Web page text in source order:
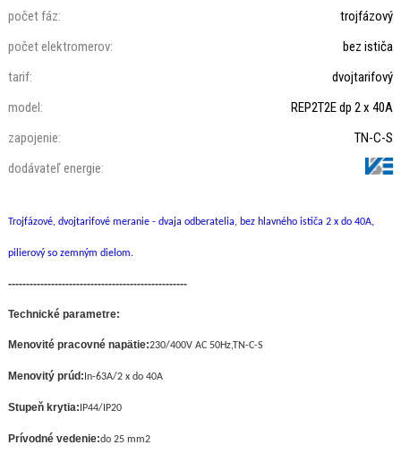
počet fáz:
trojfázový
počet elektromerov:
bez ističa
tarif:
dvojtarifový
model:
REP2T2E dp 2 x 40A
zapojenie:
TN-C-S
dodávateľ energie:
Trojfázové, dvojtarifové meranie - dvaja odberatelia, bez hlavného ističa 2 x do 40A,
pilierový so zemným dielom.
--------------------------------------------------
Technické parametre:
Menovité pracovné napätie:230/400V AC 50Hz,TN-C-S
Menovitý prúd: In-63A/2 x do 40A
Stupeň krytia: IP44/IP20
Prívodné vedenie:do 25 mm2